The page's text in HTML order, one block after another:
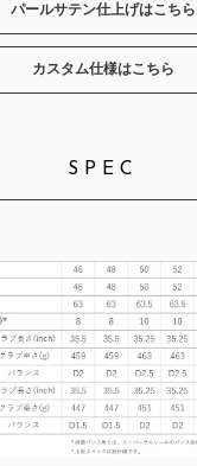
パールサテン仕上げはこちら
カスタム仕様はこちら
SPEC